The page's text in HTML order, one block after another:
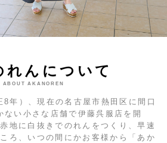
れんについて
ABOUT AKANOREN
年）、現在の名古屋市熱田区に間口
い小さな店舗で伊藤呉服店を開
地に白抜きでのれんをつくり、早速
ろ、いつの間にかお客様から「あか